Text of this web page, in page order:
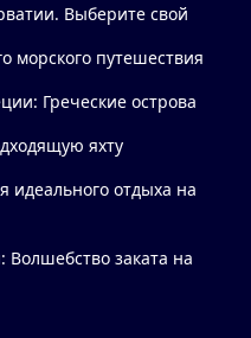
Выберите свой
морского путешествия
Греческие острова
яхту
отдыха на
заката на